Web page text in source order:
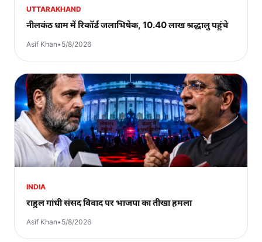
UTTARAKHAND
नीलकंठ धाम में रिकॉर्ड जलाभिषेक, 10.40 लाख श्रद्धालु पहुंचे
Asif Khan•5/8/2026
INDIA
राहुल गांधी संसद विवाद पर भाजपा का तीखा हमला
Asif Khan•5/8/2026